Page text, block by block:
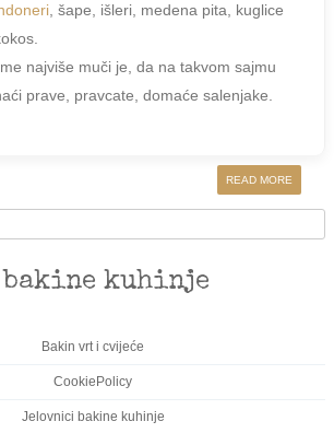
, šape, išleri, medena pita, kuglice
najviše muči je, da na takvom sajmu
prave, pravcate, domaće salenjake.
READ MORE
kuhinje
Bakin vrt i cvijeće
CookiePolicy
Jelovnici bakine kuhinje